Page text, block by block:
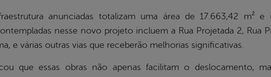
anunciadas totalizam uma área de 17.663,42 m²
nesse novo projeto incluem a Rua Projetada 2, Rua
e várias outras vias que receberão melhorias significativas.
que essas obras não apenas facilitam o deslocamento,